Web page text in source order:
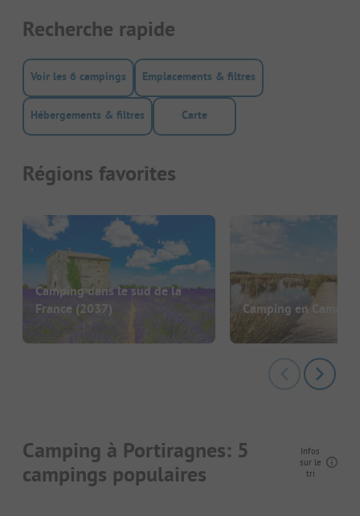
Recherche rapide
Voir les 6 campings Emplacements & filtres
Hébergements & filtres Carte
Régions favorites
Camping dans le sud de la
France (2037) Camping en
Camping à Portiragnes: 5
campings populaires
Infos
sur le
tri